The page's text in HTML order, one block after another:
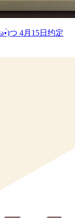
つ 4月15日约定